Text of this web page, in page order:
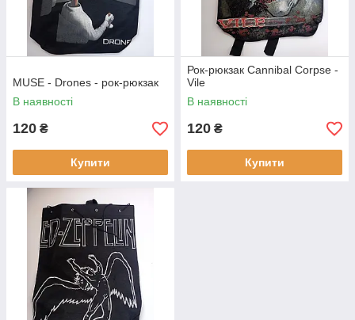
MUSE - Drones - рок-рюкзак
В наявності
120 ₴
Купити
Рок-рюкзак Cannibal Corpse -
Vile
В наявності
120 ₴
Купити